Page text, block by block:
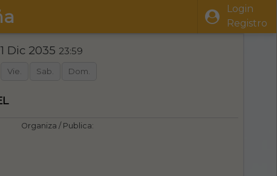
Login
Registro
Dic 2035 23:59
Vie. Sab. Dom.
Organiza / Publica: